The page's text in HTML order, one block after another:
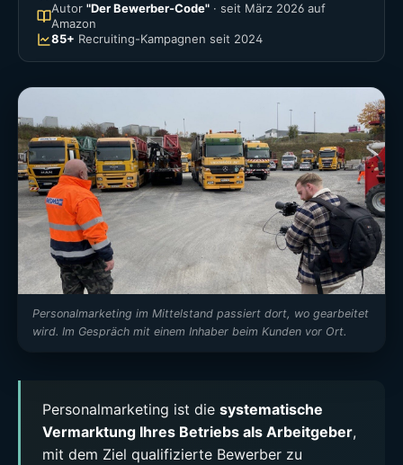
Autor "Der Bewerber-Code" · seit März 2026 auf
Amazon
85+ Recruiting-Kampagnen seit 2024
Personalmarketing im Mittelstand passiert dort, wo gearbeitet
wird. Im Gespräch mit einem Inhaber beim Kunden vor Ort.
Personalmarketing ist die systematische
Vermarktung Ihres Betriebs als Arbeitgeber,
mit dem Ziel qualifizierte Bewerber zu